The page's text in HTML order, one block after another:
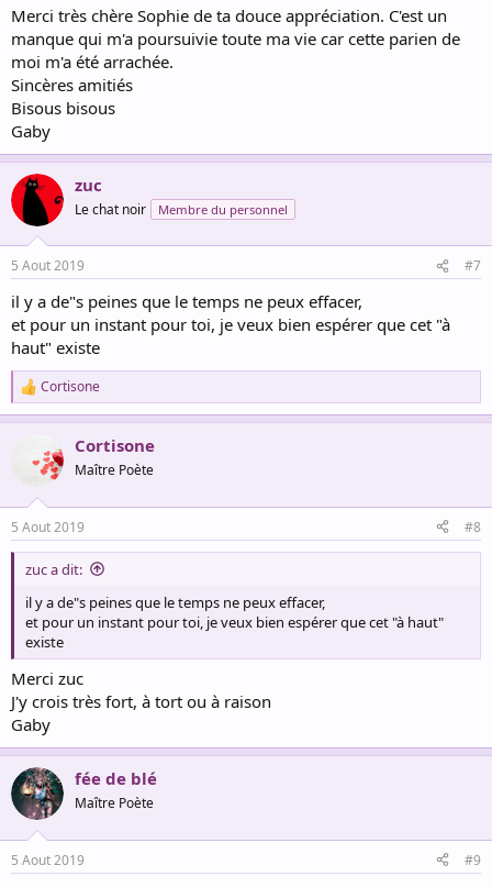
Bonne journée.
Gros bisous.
Sophie
Merci très chère Sophie de ta douce appréciation. C'est un
manque qui m'a poursuivie toute ma vie car cette parien de
moi m'a été arrachée.
Sincères amitiés
Bisous bisous
Gaby
zuc
Le chat noir Membre du personnel
5 Aout 2019 #7
il y a de"s peines que le temps ne peux effacer,
et pour un instant pour toi, je veux bien espérer que cet "à
haut" existe
R
e
a
s
:
Cortisone
Cortisone
Maître Poète
5 Aout 2019 #8
zuc a dit:
il y a de"s peines que le temps ne peux effacer,
et pour un instant pour toi, je veux bien espérer que cet "à haut"
existe
Merci zuc
J'y crois très fort, à tort ou à raison
Gaby
fée de blé
Maître Poète
5 Aout 2019 #9